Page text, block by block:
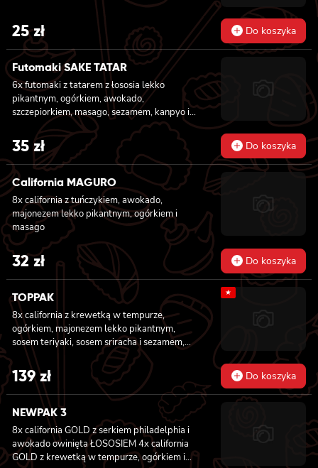
25zł Do koszyka
Futomaki SAKE TATAR
6x futomaki z tatarem z łososia lekko
pikantnym, ogórkiem, awokado,
szczepiorkiem, masago, sezamem, kanpyo i
35zł Do koszyka
California MAGURO
8x california z tuńczykiem, awokado,
majonezem lekko pikantnym, ogórkiem i
masago
32zł Do koszyka
TOPPAK
8x california z krewetką w tempurze,
ogórkiem, majonezem lekko pikantnym,
sosem teriyaki, sosem sriracha i sezamem,
masago owinięta łososiem, tuńczykiem,
węgorzem i krewetką, 8x california z
krewetką w tempurze, majonezem lekko
pikantnym, ogórkiem, sezamem i masago, 6x
futomaki z tuńczykiem, majonezem lekko
pikantnym, awokado, ogórkiem i sałatą, 6x
futomaki z surimi, majonezem lekko
pikantnym, kanpyo i ogórkiem, 6x futomaki z
krewetką w tempurze, ogórkiem, sałatą i
★
139zł Do koszyka
NEWPAK 3
8x california GOLD z serkiem philadelphia i
awokado owinięta ŁOSOSIEM
GOLD z krewetką w tempurze, ogórkiem i